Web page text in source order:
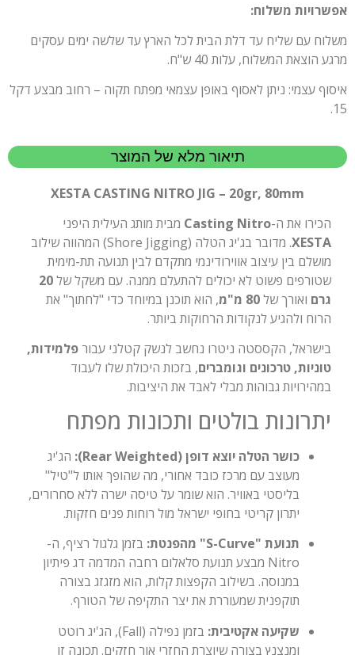
אפשרויות משלוח:
משלוח עם שליח עד דלת הבית לכל הארץ עד שלשה ימים עסקים
מרגע הוצאת המשלוח, עלות 40 ש"ח.
איסוף עצמי: ניתן לאסוף באופן עצמאי מפתח תקוה – רחוב מבצע דקל
15.
תיאור מלא של המוצר
XESTA CASTING NITRO JIG – 20gr, 80mm
הכירו את ה-Casting Nitro מבית מותג העילית היפני
XESTA
. מדובר בג'יג הטלה (Shore Jigging) המהווה שילוב
מושלם בין עיצוב אווירודינמי מתקדם לבין תנועה תת-מימית
שטורפים פשוט לא יכולים להתעלם ממנה. עם משקל של20
גרם ואורך של80 מ"מ
, הוא תוכנן במיוחד כדי "לחתוך" את
הרוח ולהגיע לנקודות הרחוקות ביותר.
בישראל, הקססטה ניטרו נחשב לנשק קטלני עבורפלמידות,
טוניות, טרכונים וגומברים, בזכות היכולת שלו לעבוד
במהירויות גבוהות מבלי לאבד את היציבות.
יתרונות בולטים ותכונות מפתח
כושר הטלה יוצא דופן (Rear Weighted):
הג'יג
מעוצב עם מרכז כובד אחורי, מה שהופך אותו ל"טיל"
בליסטי באוויר. הוא שומר על טיסה ישרה ללא סחרורים,
יתרון קריטי בחופי ישראל מול רוחות פנים חזקות.
תנועת "S-Curve" מהפנטת:
בזמן גלגול רציף, ה-
Nitro מבצע תנועת סלאלום רחבה המדמה דג פיתיון
במנוסה. בשילוב הקפצות קלות, הוא מזגזג בצורה
תוקפנית שמעוררת את יצר התקיפה של הטורף.
שקיעה אקטיבית:
בזמן נפילה (Fall), הג'יג רוטט
ומנצנץ בצורה שיוצרת החזרי אור חזקים. תכונה זו